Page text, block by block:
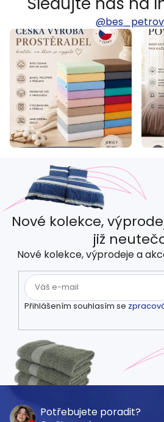
Nové kolekce,
již
Nové kolekce, výprodeje a
Přihlášením souhlasím se
Potřebujete poradit?